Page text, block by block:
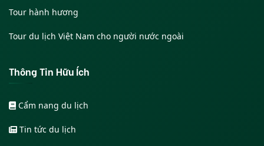
Tour hành hương
Tour du lịch Việt Nam cho người nước ngoài
Thông Tin Hữu Ích
Cẩm nang du lịch
Tin tức du lịch